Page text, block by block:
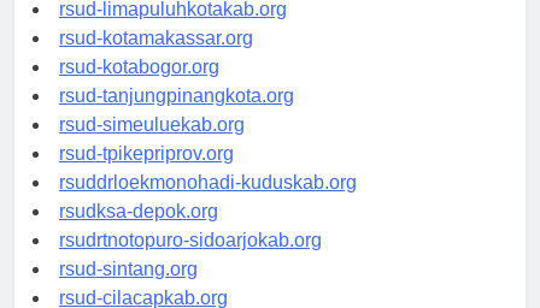
rsud-limapuluhkotakab.org
rsud-kotamakassar.org
rsud-kotabogor.org
rsud-tanjungpinangkota.org
rsud-simeuluekab.org
rsud-tpikepriprov.org
rsuddrloekmonohadi-kuduskab.org
rsudksa-depok.org
rsudrtnotopuro-sidoarjokab.org
rsud-sintang.org